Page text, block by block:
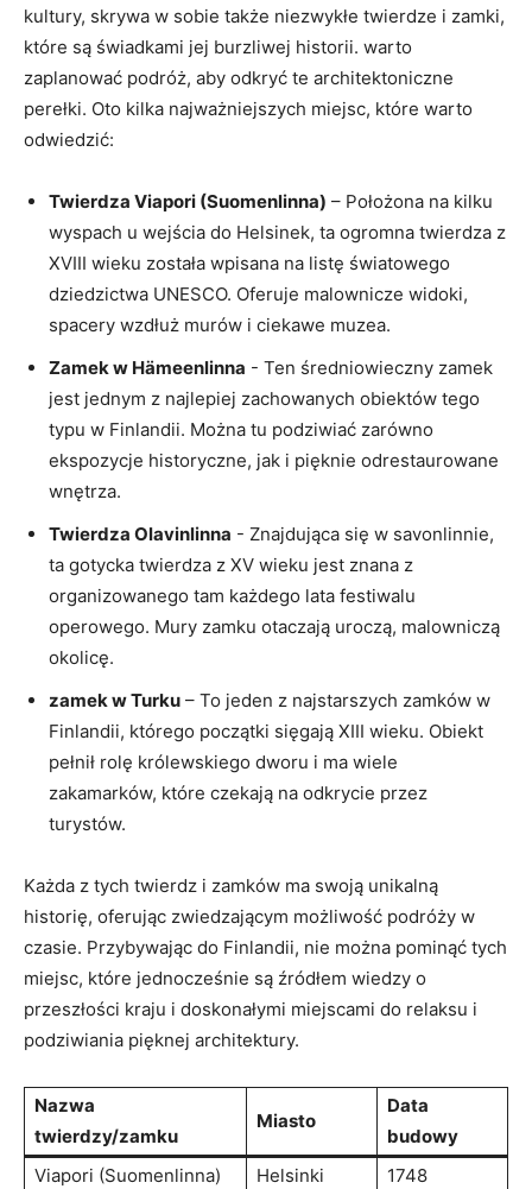
kultury, skrywa ‌w ⁤sobie także niezwykłe twierdze i zamki,
które są świadkami jej ⁣burzliwej historii. warto​
zaplanować podróż, aby odkryć te architektoniczne ​
perełki. Oto kilka najważniejszych miejsc, ‍które warto‌
odwiedzić:
Twierdza Viapori (Suomenlinna) – Położona na kilku⁣
wyspach u⁤ wejścia‍ do⁤ Helsinek, ta ogromna twierdza z
XVIII wieku została wpisana na listę światowego
dziedzictwa UNESCO. ⁢Oferuje‍ malownicze widoki,
spacery wzdłuż murów ⁢i ciekawe muzea.
Zamek w Hämeenlinna ‌- ⁣Ten średniowieczny zamek
jest jednym ⁣z najlepiej zachowanych obiektów tego
typu w Finlandii. Można⁣ tu ‍podziwiać‍ zarówno
ekspozycje ‌historyczne, jak i pięknie odrestaurowane
wnętrza.
Twierdza Olavinlinna ‌- Znajdująca się w savonlinnie,
ta gotycka twierdza z XV wieku jest ‍znana z
organizowanego tam każdego lata festiwalu
operowego. Mury‍ zamku otaczają uroczą, malowniczą
okolicę.
zamek ⁣w Turku – To jeden z najstarszych zamków w
Finlandii, którego początki sięgają XIII wieku. Obiekt
pełnił rolę królewskiego dworu i⁣ ma wiele
zakamarków, które czekają na odkrycie przez
turystów.
Każda z tych twierdz ‍i⁢ zamków ma swoją unikalną
historię, oferując zwiedzającym możliwość podróży w
czasie. Przybywając do Finlandii, nie można pominąć tych
miejsc, które jednocześnie są źródłem wiedzy o‍
przeszłości kraju i doskonałymi miejscami do relaksu i
podziwiania pięknej architektury.
Nazwa
twierdzy/zamku
Miasto
Data
‌budowy
Viapori (Suomenlinna)
Helsinki
1748